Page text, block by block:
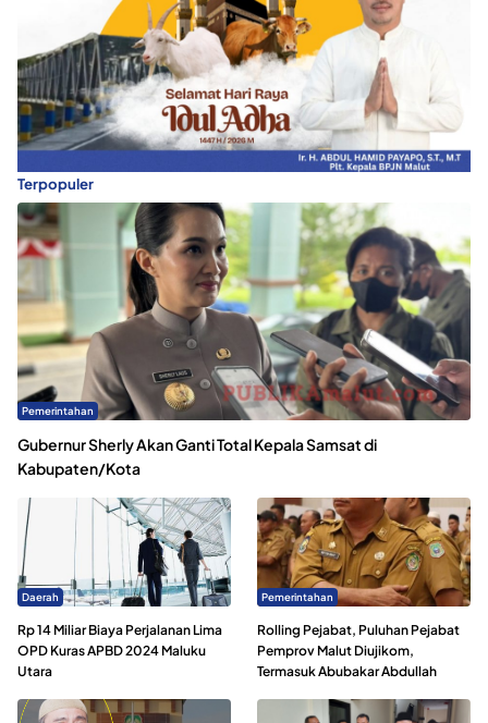
Terpopuler
Pemerintahan
Gubernur Sherly Akan Ganti Total Kepala Samsat di
Kabupaten/Kota
Daerah
Rp 14 Miliar Biaya Perjalanan Lima
OPD Kuras APBD 2024 Maluku
Utara
Pemerintahan
Rolling Pejabat, Puluhan Pejabat
Pemprov Malut Diujikom,
Termasuk Abubakar Abdullah